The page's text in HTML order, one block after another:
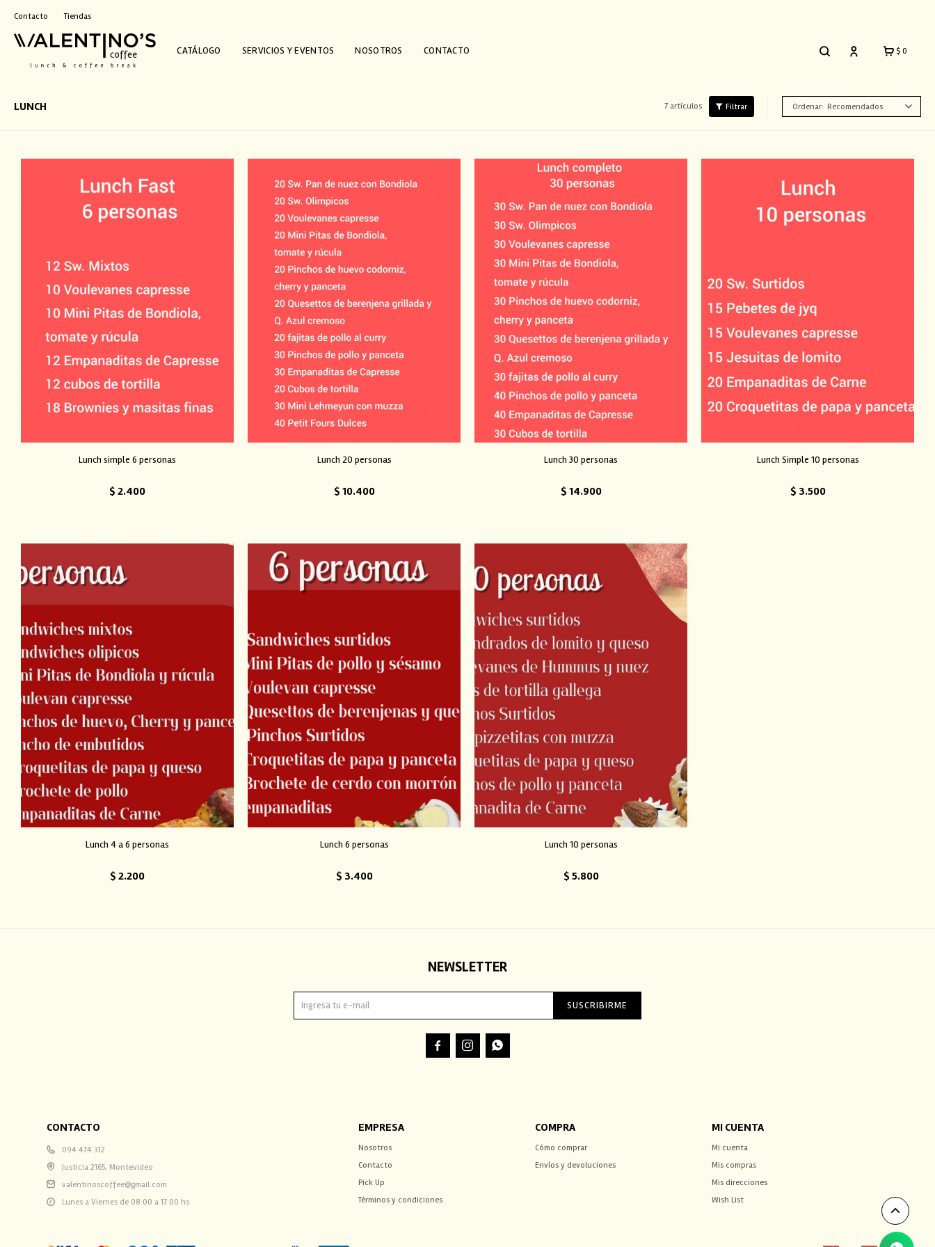
CATÁLOGO SERVICIOS Y EVENTOS NOSOTROS CONTACTO $ 0
Contacto Tiendas
LUNCH 7 artículos Recomendados
Lunch simple 6 personas
$ 2.400
Lunch 20 personas
$ 10.400
Lunch 30 personas
$ 14.900
Lunch Simple 10 personas
$ 3.500
Lunch 4 a 6 personas
$ 2.200
Lunch 6 personas
$ 3.400
Lunch 10 personas
$ 5.800
CONTACTO
094 474 312
Justicia 2165, Montevideo
valentinoscoffee@gmail.com
Lunes a Viernes de 08:00 a 17:00 hs
EMPRESA
Nosotros
Contacto
Pick Up
Términos y condiciones
COMPRA
Cómo comprar
Envíos y devoluciones
MI CUENTA
Mi cuenta
Mis compras
Mis direcciones
Wish List
NEWSLETTER
SUSCRIBIRME
  